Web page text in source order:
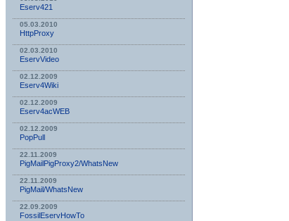
Eserv421
05.03.2010
HttpProxy
02.03.2010
EservVideo
02.12.2009
Eserv4Wiki
02.12.2009
Eserv4acWEB
02.12.2009
PopPull
22.11.2009
PigMailPigProxy2/WhatsNew
22.11.2009
PigMail/WhatsNew
22.09.2009
FossilEservHowTo